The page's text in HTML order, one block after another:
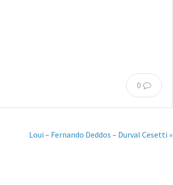
0
Loui – Fernando Deddos – Durval Cesetti »